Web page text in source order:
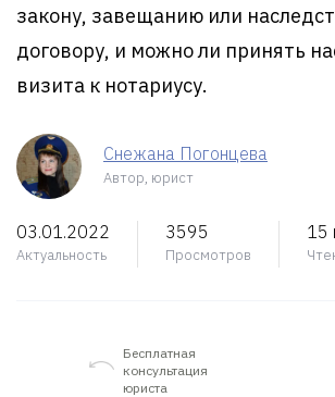
закону, завещанию или
договору, и можно ли принять
визита к нотариусу.
Снежана Погонцева
Автор, юрист
03.01.2022
Актуальность
3595
Просмотров
15
Бесплатная
консультация
юриста